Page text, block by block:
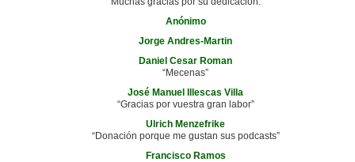
Anónimo
Jorge Andres-Martin
Daniel Cesar Roman
“Mecenas”
José Manuel Illescas Villa
“Gracias por vuestra gran labor”
Ulrich Menzefrike
“Donación porque me gustan sus podcasts”
Francisco Ramos